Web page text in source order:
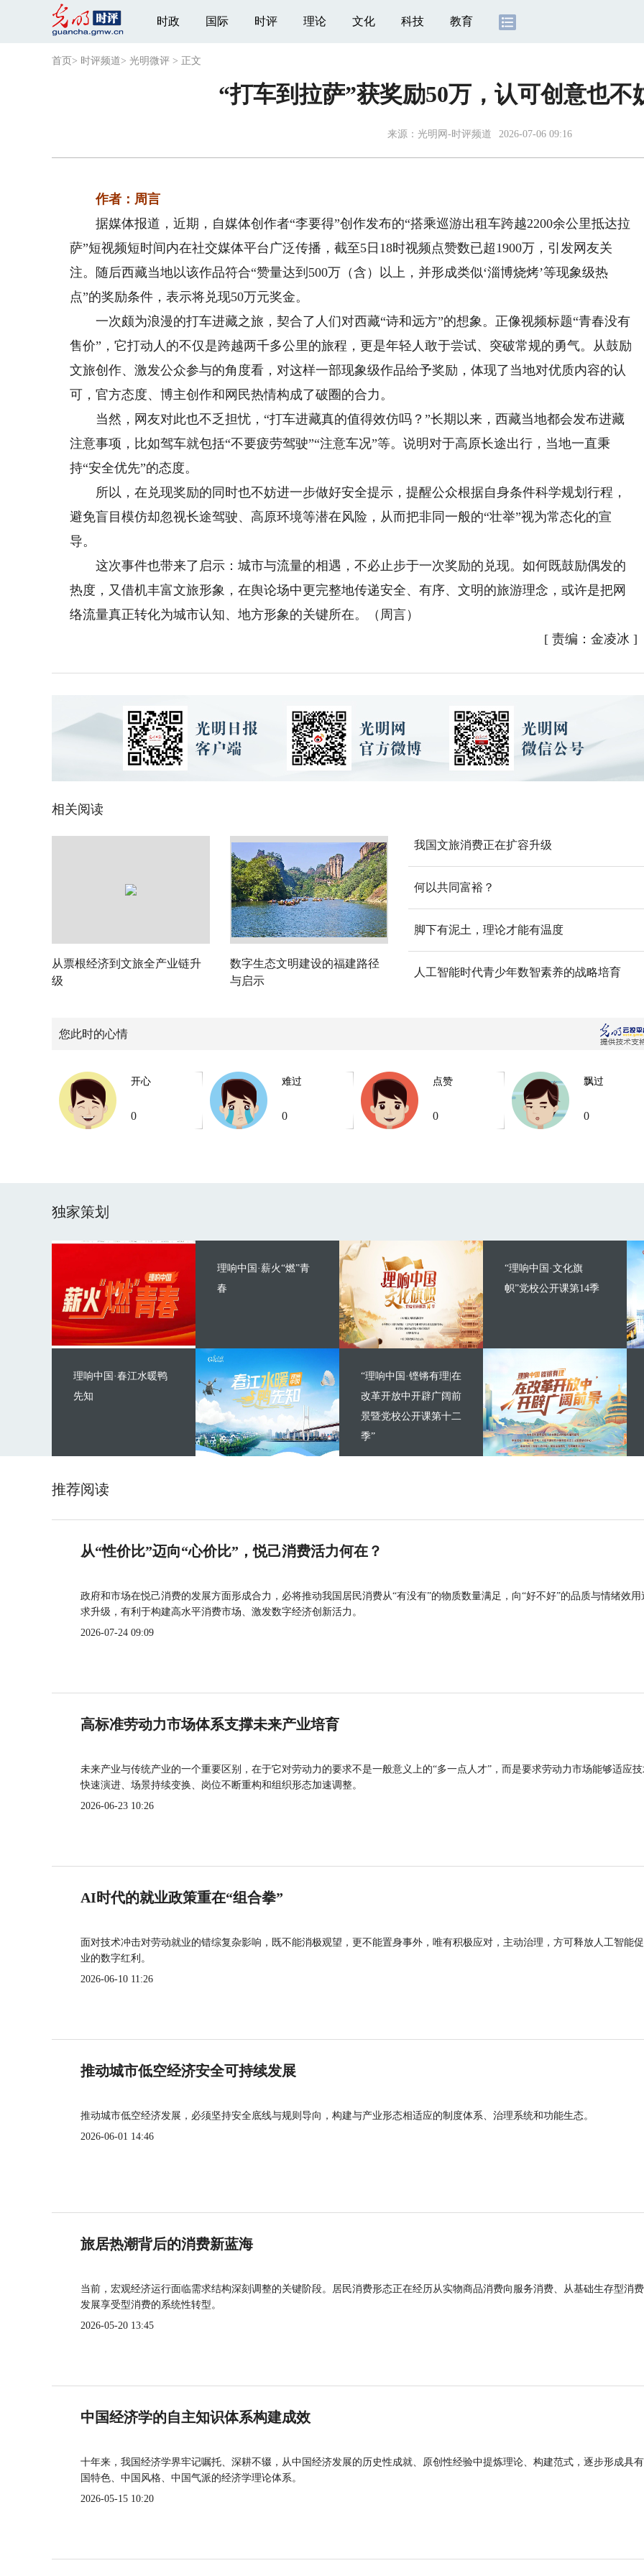
时政 国际 时评 理论 文化 科技 教育
首页 > 时评频道> 光明微评 > 正文
“打车到拉萨”获奖励50万，认可创意也不
来源： 光明网-时评频道 2026-07-06 09:16
作者：周言
据媒体报道，近期，自媒体创作者“李要得”创作发布的“搭乘巡游出租车跨越2200余公里抵达拉
萨”短视频短时间内在社交媒体平台广泛传播，截至5日18时视频点赞数已超1900万，引发网友关
注。随后西藏当地以该作品符合“赞量达到500万（含）以上，并形成类似‘淄博烧烤’等现象级热
点”的奖励条件，表示将兑现50万元奖金。
一次颇为浪漫的打车进藏之旅，契合了人们对西藏“诗和远方”的想象。正像视频标题“青春没有
售价”，它打动人的不仅是跨越两千多公里的旅程，更是年轻人敢于尝试、突破常规的勇气。从鼓励
文旅创作、激发公众参与的角度看，对这样一部现象级作品给予奖励，体现了当地对优质内容的认
可，官方态度、博主创作和网民热情构成了破圈的合力。
当然，网友对此也不乏担忧，“打车进藏真的值得效仿吗？”长期以来，西藏当地都会发布进藏
注意事项，比如驾车就包括“不要疲劳驾驶”“注意车况”等。说明对于高原长途出行，当地一直秉
持“安全优先”的态度。
所以，在兑现奖励的同时也不妨进一步做好安全提示，提醒公众根据自身条件科学规划行程，
避免盲目模仿却忽视长途驾驶、高原环境等潜在风险，从而把非同一般的“壮举”视为常态化的宣
导。
这次事件也带来了启示：城市与流量的相遇，不必止步于一次奖励的兑现。如何既鼓励偶发的
热度，又借机丰富文旅形象，在舆论场中更完整地传递安全、有序、文明的旅游理念，或许是把网
络流量真正转化为城市认知、地方形象的关键所在。（周言）
[ 责编：金凌冰 ]
相关阅读
从票根经济到文旅全产业链升
级
数字生态文明建设的福建路径
与启示
我国文旅消费正在扩容升级
何以共同富裕？
脚下有泥土，理论才能有温度
人工智能时代青少年数智素养的战略培育
您此时的心情
开心
0
难过
0
点赞
0
飘过
0
独家策划
理响中国·薪火“燃”青
春
理响中国·春江水暖鸭
先知
“理响中国·文化旗
帜”党校公开课第14季
“理响中国·铿锵有理|在
改革开放中开辟广阔前
景暨党校公开课第十二
季”
推荐阅读
从“性价比”迈向“心价比”，悦己消费活力何在？
政府和市场在悦己消费的发展方面形成合力，必将推动我国居民消费从“有没有”的物质数量满足，向“好不好”的品质与情绪效用
求升级，有利于构建高水平消费市场、激发数字经济创新活力。
2026-07-24 09:09
高标准劳动力市场体系支撑未来产业培育
未来产业与传统产业的一个重要区别，在于它对劳动力的要求不是一般意义上的“多一点人才”，而是要求劳动力市场能够适应
快速演进、场景持续变换、岗位不断重构和组织形态加速调整。
2026-06-23 10:26
AI时代的就业政策重在“组合拳”
面对技术冲击对劳动就业的错综复杂影响，既不能消极观望，更不能置身事外，唯有积极应对，主动治理，方可释放人工智能
业的数字红利。
2026-06-10 11:26
推动城市低空经济安全可持续发展
推动城市低空经济发展，必须坚持安全底线与规则导向，构建与产业形态相适应的制度体系、治理系统和功能生态。
2026-06-01 14:46
旅居热潮背后的消费新蓝海
当前，宏观经济运行面临需求结构深刻调整的关键阶段。居民消费形态正在经历从实物商品消费向服务消费、从基础生存型消
发展享受型消费的系统性转型。
2026-05-20 13:45
中国经济学的自主知识体系构建成效
十年来，我国经济学界牢记嘱托、深耕不辍，从中国经济发展的历史性成就、原创性经验中提炼理论、构建范式，逐步形成具
国特色、中国风格、中国气派的经济学理论体系。
2026-05-15 10:20